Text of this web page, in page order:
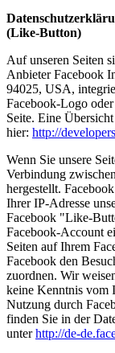
(Like-Button)
Auf unseren Seiten
Anbieter Facebook
94025, USA,
Facebook-Logo
Seite. Eine
hier: http://
Wenn Sie unsere
Verbindung
hergestellt.
Ihrer IP-Adresse
Facebook "Like-
Facebook-Account
Seiten auf Ihrem
Facebook den
zuordnen. Wir
keine Kenntnis vom
Nutzung durch
finden Sie in der
unterhttp://de-